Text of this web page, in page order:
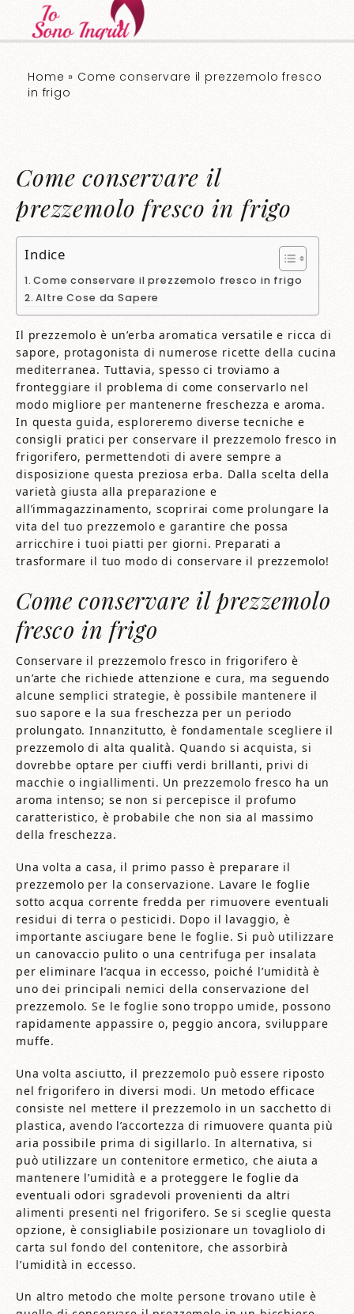
Home » Come conservare il prezzemolo fresco
in frigo​​
Come conservare il
prezzemolo fresco in frigo​​
Indice
Come conservare il prezzemolo fresco in frigo​​
Altre Cose da Sapere
Il prezzemolo è un’erba aromatica versatile e ricca di
sapore, protagonista di numerose ricette della cucina
mediterranea. Tuttavia, spesso ci troviamo a
fronteggiare il problema di come conservarlo nel
modo migliore per mantenerne freschezza e aroma.
In questa guida, esploreremo diverse tecniche e
consigli pratici per conservare il prezzemolo fresco in
frigorifero, permettendoti di avere sempre a
disposizione questa preziosa erba. Dalla scelta della
varietà giusta alla preparazione e
all’immagazzinamento, scoprirai come prolungare la
vita del tuo prezzemolo e garantire che possa
arricchire i tuoi piatti per giorni. Preparati a
trasformare il tuo modo di conservare il prezzemolo!
Come conservare il prezzemolo
fresco in frigo​​
Conservare il prezzemolo fresco in frigorifero è
un’arte che richiede attenzione e cura, ma seguendo
alcune semplici strategie, è possibile mantenere il
suo sapore e la sua freschezza per un periodo
prolungato. Innanzitutto, è fondamentale scegliere il
prezzemolo di alta qualità. Quando si acquista, si
dovrebbe optare per ciuffi verdi brillanti, privi di
macchie o ingiallimenti. Un prezzemolo fresco ha un
aroma intenso; se non si percepisce il profumo
caratteristico, è probabile che non sia al massimo
della freschezza.
Una volta a casa, il primo passo è preparare il
prezzemolo per la conservazione. Lavare le foglie
sotto acqua corrente fredda per rimuovere eventuali
residui di terra o pesticidi. Dopo il lavaggio, è
importante asciugare bene le foglie. Si può utilizzare
un canovaccio pulito o una centrifuga per insalata
per eliminare l’acqua in eccesso, poiché l’umidità è
uno dei principali nemici della conservazione del
prezzemolo. Se le foglie sono troppo umide, possono
rapidamente appassire o, peggio ancora, sviluppare
muffe.
Una volta asciutto, il prezzemolo può essere riposto
nel frigorifero in diversi modi. Un metodo efficace
consiste nel mettere il prezzemolo in un sacchetto di
plastica, avendo l’accortezza di rimuovere quanta più
aria possibile prima di sigillarlo. In alternativa, si
può utilizzare un contenitore ermetico, che aiuta a
mantenere l’umidità e a proteggere le foglie da
eventuali odori sgradevoli provenienti da altri
alimenti presenti nel frigorifero. Se si sceglie questa
opzione, è consigliabile posizionare un tovagliolo di
carta sul fondo del contenitore, che assorbirà
l’umidità in eccesso.
Un altro metodo che molte persone trovano utile è